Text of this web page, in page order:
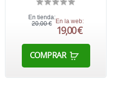
En tienda:
20,00 € En la web:
19,00 €
COMPRAR